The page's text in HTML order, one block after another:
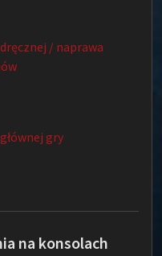
/ naprawa
gry
na konsolach